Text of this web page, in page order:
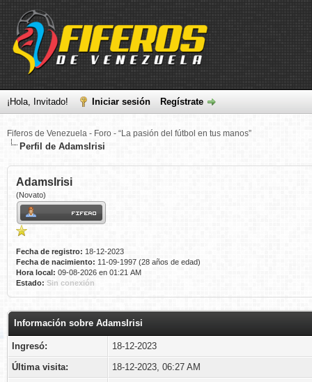
¡Hola, Invitado! Iniciar sesión Regístrate
Fiferos de Venezuela - Foro - “La pasión del fútbol en tus manos”
Perfil de AdamsIrisi
AdamsIrisi
(Novato)
Fecha de registro: 18-12-2023
Fecha de nacimiento: 11-09-1997 (28 años de edad)
Hora local: 09-08-2026 en 01:21 AM
Estado: Sin conexión
Información sobre AdamsIrisi
Ingresó:
18-12-2023
Última visita:
18-12-2023, 06:27 AM